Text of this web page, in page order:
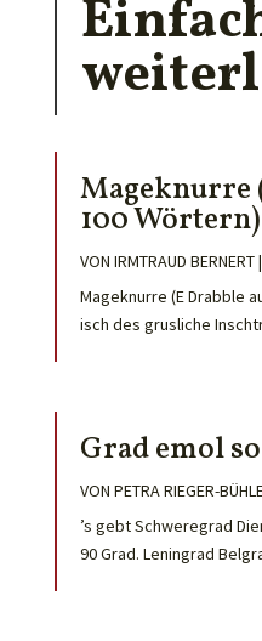
Mageknurre
100 Wörtern)
VON IRMTRAUD BERNERT|
Mageknurre (E Drabble
isch des grusliche
Grad emol
VON PETRA RIEGER-
’s gebt Schweregrad
90 Grad. Leningrad